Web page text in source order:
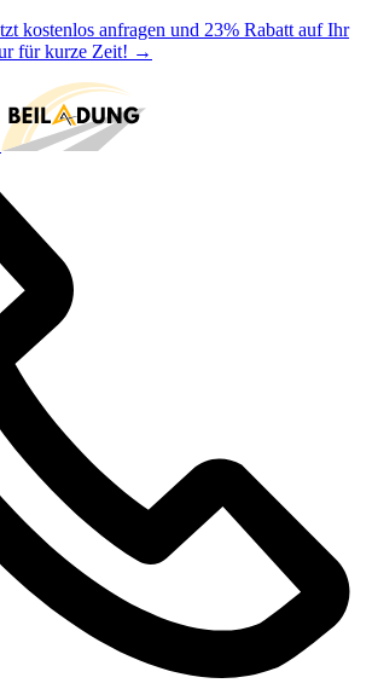
kostenlos anfragen und 23% Rabatt auf Ihr
für kurze Zeit! →